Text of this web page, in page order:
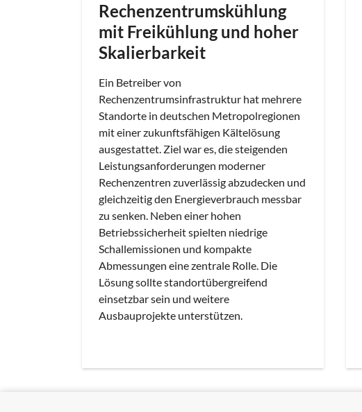
Rechenzentrumskühlung
mit Freikühlung und hoher
Skalierbarkeit
Ein Betreiber von
Rechenzentrumsinfrastruktur hat mehrere
Standorte in deutschen Metropolregionen
mit einer zukunftsfähigen Kältelösung
ausgestattet. Ziel war es, die steigenden
Leistungsanforderungen moderner
Rechenzentren zuverlässig abzudecken und
gleichzeitig den Energieverbrauch messbar
zu senken. Neben einer hohen
Betriebssicherheit spielten niedrige
Schallemissionen und kompakte
Abmessungen eine zentrale Rolle. Die
Lösung sollte standortübergreifend
einsetzbar sein und weitere
Ausbauprojekte unterstützen.